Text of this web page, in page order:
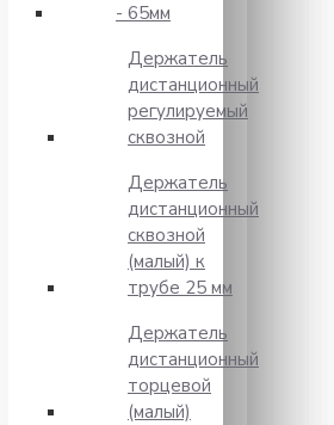
- 65мм
Держатель
дистанционный
регулируемый
сквозной
Держатель
дистанционный
сквозной
(малый) к
трубе 25 мм
Держатель
дистанционный
торцевой
(малый)